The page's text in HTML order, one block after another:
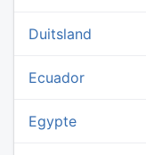
Duitsland
Ecuador
Egypte